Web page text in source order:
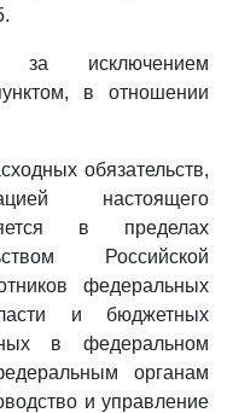
за исключением
в отношении
обязательств,
настоящего
в пределах
Российской
федеральных
и бюджетных
в федеральном
органам
и управление